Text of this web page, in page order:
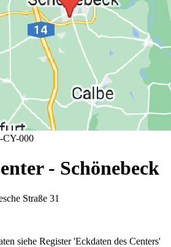
CY-000
- Schönebeck
Straße 31
siehe Register 'Eckdaten des Centers'